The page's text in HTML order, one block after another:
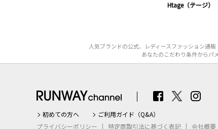
Htage（テージ）
人気ブランドの公式、レディースファッション通
あなたのこだわり条件からパ
初めての方へ
ご利用ガイド（Q&A）
プライバシーポリシー
特定商取引法に基づく表記 会社概要